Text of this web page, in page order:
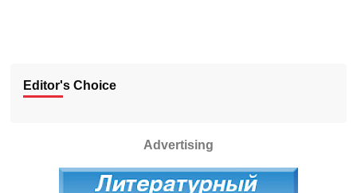
Editor's Choice
Advertising